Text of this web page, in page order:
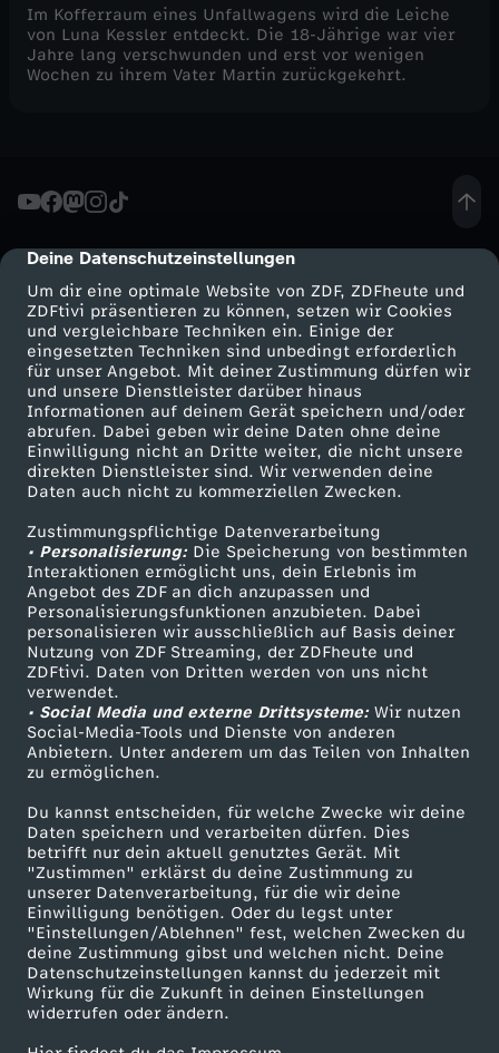
cmp-dialog-description
Deine Datenschutzeinstellungen
Um dir eine optimale Website von ZDF, ZDFheute und
ZDFtivi präsentieren zu können, setzen wir Cookies
und vergleichbare Techniken ein. Einige der
eingesetzten Techniken sind unbedingt erforderlich
für unser Angebot. Mit deiner Zustimmung dürfen wir
und unsere Dienstleister darüber hinaus
Informationen auf deinem Gerät speichern und/oder
abrufen. Dabei geben wir deine Daten ohne deine
Einwilligung nicht an Dritte weiter, die nicht unsere
direkten Dienstleister sind. Wir verwenden deine
Daten auch nicht zu kommerziellen Zwecken.
Zustimmungspflichtige Datenverarbeitung
• Personalisierung:Die Speicherung von bestimmten
Interaktionen ermöglicht uns, dein Erlebnis im
Angebot des ZDF an dich anzupassen und
Personalisierungsfunktionen anzubieten. Dabei
personalisieren wir ausschließlich auf Basis deiner
Nutzung von ZDF Streaming, der ZDFheute und
ZDFtivi. Daten von Dritten werden von uns nicht
verwendet.
• Social Media und externe Drittsysteme:Wir nutzen
Social-Media-Tools und Dienste von anderen
Anbietern. Unter anderem um das Teilen von Inhalten
zu ermöglichen.
Du kannst entscheiden, für welche Zwecke wir deine
Daten speichern und verarbeiten dürfen. Dies
betrifft nur dein aktuell genutztes Gerät. Mit
"Zustimmen" erklärst du deine Zustimmung zu
unserer Datenverarbeitung, für die wir deine
Einwilligung benötigen. Oder du legst unter
"Einstellungen/Ablehnen" fest, welchen Zwecken du
deine Zustimmung gibst und welchen nicht. Deine
Datenschutzeinstellungen kannst du jederzeit mit
Wirkung für die Zukunft in deinen Einstellungen
widerrufen oder ändern.
Im Kofferraum eines Unfallwagens wird die Leiche
von Luna Kessler entdeckt. Die 18-Jährige war vier
Jahre lang verschwunden und erst vor wenigen
Wochen zu ihrem Vater Martin zurückgekehrt.
Mehr ZDF
ZDF-Apps
Smart TV
ZDFtext
Livestreams
Sendungen A-Z
TV-Programm
Service
ZDFmitreden
Kontakt zum ZDF
Tickets
Zuschauerservice
Hilfe
ZDF Unternehmen
Karriere
ZDF goes Schule
Werbefernsehen
Mainzelmännchen